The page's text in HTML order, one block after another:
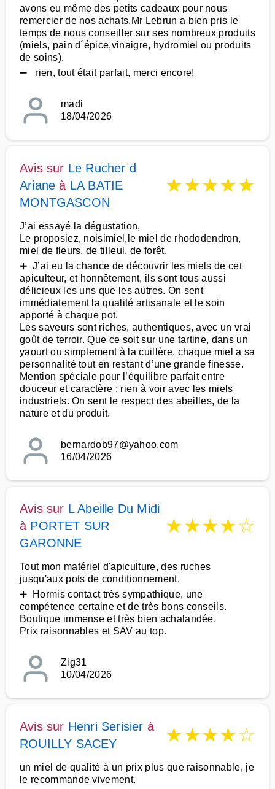
avons eu même des petits cadeaux pour nous
remercier de nos achats.Mr Lebrun a bien pris le
temps de nous conseiller sur ses nombreux produits
(miels, pain d´épice,vinaigre, hydromiel ou produits
de soins).
➖ rien, tout était parfait, merci encore!
madi
18/04/2026
Avis sur Le Rucher d
Ariane à LA BATIE
MONTGASCON
★★★★★
J’ai essayé la dégustation,
Le proposiez, noisimiel,le miel de rhododendron,
miel de fleurs, de tilleul, de forêt.
➕ J’ai eu la chance de découvrir les miels de cet
apiculteur, et honnêtement, ils sont tous aussi
délicieux les uns que les autres. On sent
immédiatement la qualité artisanale et le soin
apporté à chaque pot.
Les saveurs sont riches, authentiques, avec un vrai
goût de terroir. Que ce soit sur une tartine, dans un
yaourt ou simplement à la cuillère, chaque miel a sa
personnalité tout en restant d’une grande finesse.
Mention spéciale pour l’équilibre parfait entre
douceur et caractère : rien à voir avec les miels
industriels. On sent le respect des abeilles, de la
nature et du produit.
bernardob97@yahoo.com
16/04/2026
Avis sur L Abeille Du Midi
à PORTET SUR
GARONNE
★★★★☆
Tout mon matériel d'apiculture, des ruches
jusqu'aux pots de conditionnement.
➕ Hormis contact très sympathique, une
compétence certaine et de très bons conseils.
Boutique immense et très bien achalandée.
Prix raisonnables et SAV au top.
Zig31
10/04/2026
Avis sur Henri Serisier à
ROUILLY SACEY
★★★★☆
un miel de qualité à un prix plus que raisonnable, je
le recommande vivement.